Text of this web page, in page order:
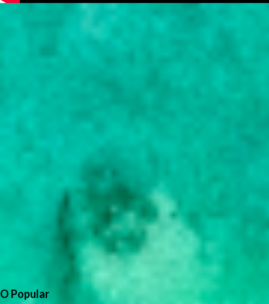
O Popular